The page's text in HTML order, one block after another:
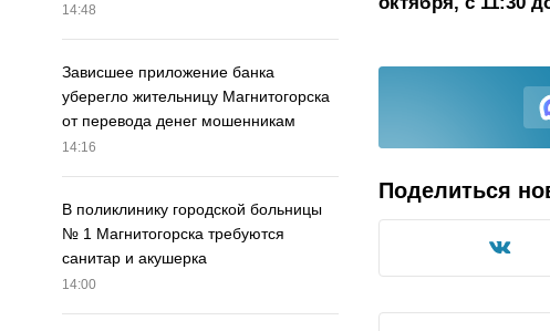
14:48
Зависшее приложение банка
уберегло жительницу Магнитогорска
от перевода денег мошенникам
14:16
В поликлинику городской больницы
№ 1 Магнитогорска требуются
санитар и акушерка
14:00
Поделиться